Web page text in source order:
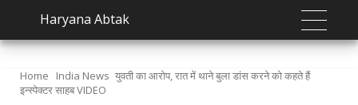
Haryana Abtak
Home India News युवती का आरोप, रात में थाने बुला डांस करने को कहते हैं
इन्स्पेक्टर साहब VIDEO